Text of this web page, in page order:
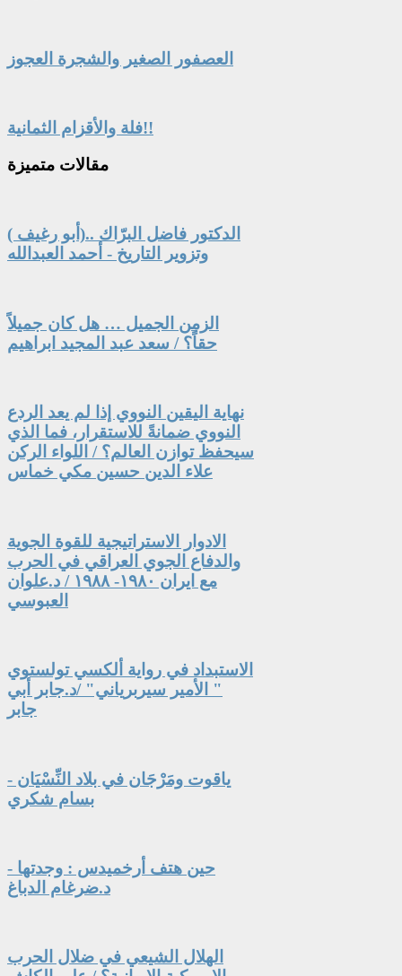
العصفور الصغير والشجرة العجوز
فلة والأقزام الثمانية!!
مقالات متميزة
الدكتور فاضل البرّاك ..(أبو رغيف )
وتزوير التاريخ - أحمد العبدالله
الزمن الجميل … هل كان جميلاً
حقاً؟ / سعد عبد المجيد ابراهيم
نهاية اليقين النووي إذا لم يعد الردع
النووي ضمانةً للاستقرار، فما الذي
سيحفظ توازن العالم؟ / اللواء الركن
علاء الدين حسين مكي خماس
الادوار الاستراتيجية للقوة الجوية
والدفاع الجوي العراقي في الحرب
مع ايران ١٩٨٠- ١٩٨٨ / د.علوان
العبوسي
الاستبداد في رواية ألكسي تولستوي
" الأمير سيربرياني" /د.جابر أبي
جابر
ياقوت ومَرْجَان في بلاد النِّسْيَان -
بسام شكري
حين هتف أرخميدس : وجدتها -
د.ضرغام الدباغ
الهلال الشيعي في ضلال الحرب